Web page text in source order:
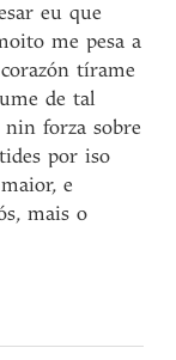
eu que
me pesa a
tírame
de tal
forza sobre
por iso
e
mais o